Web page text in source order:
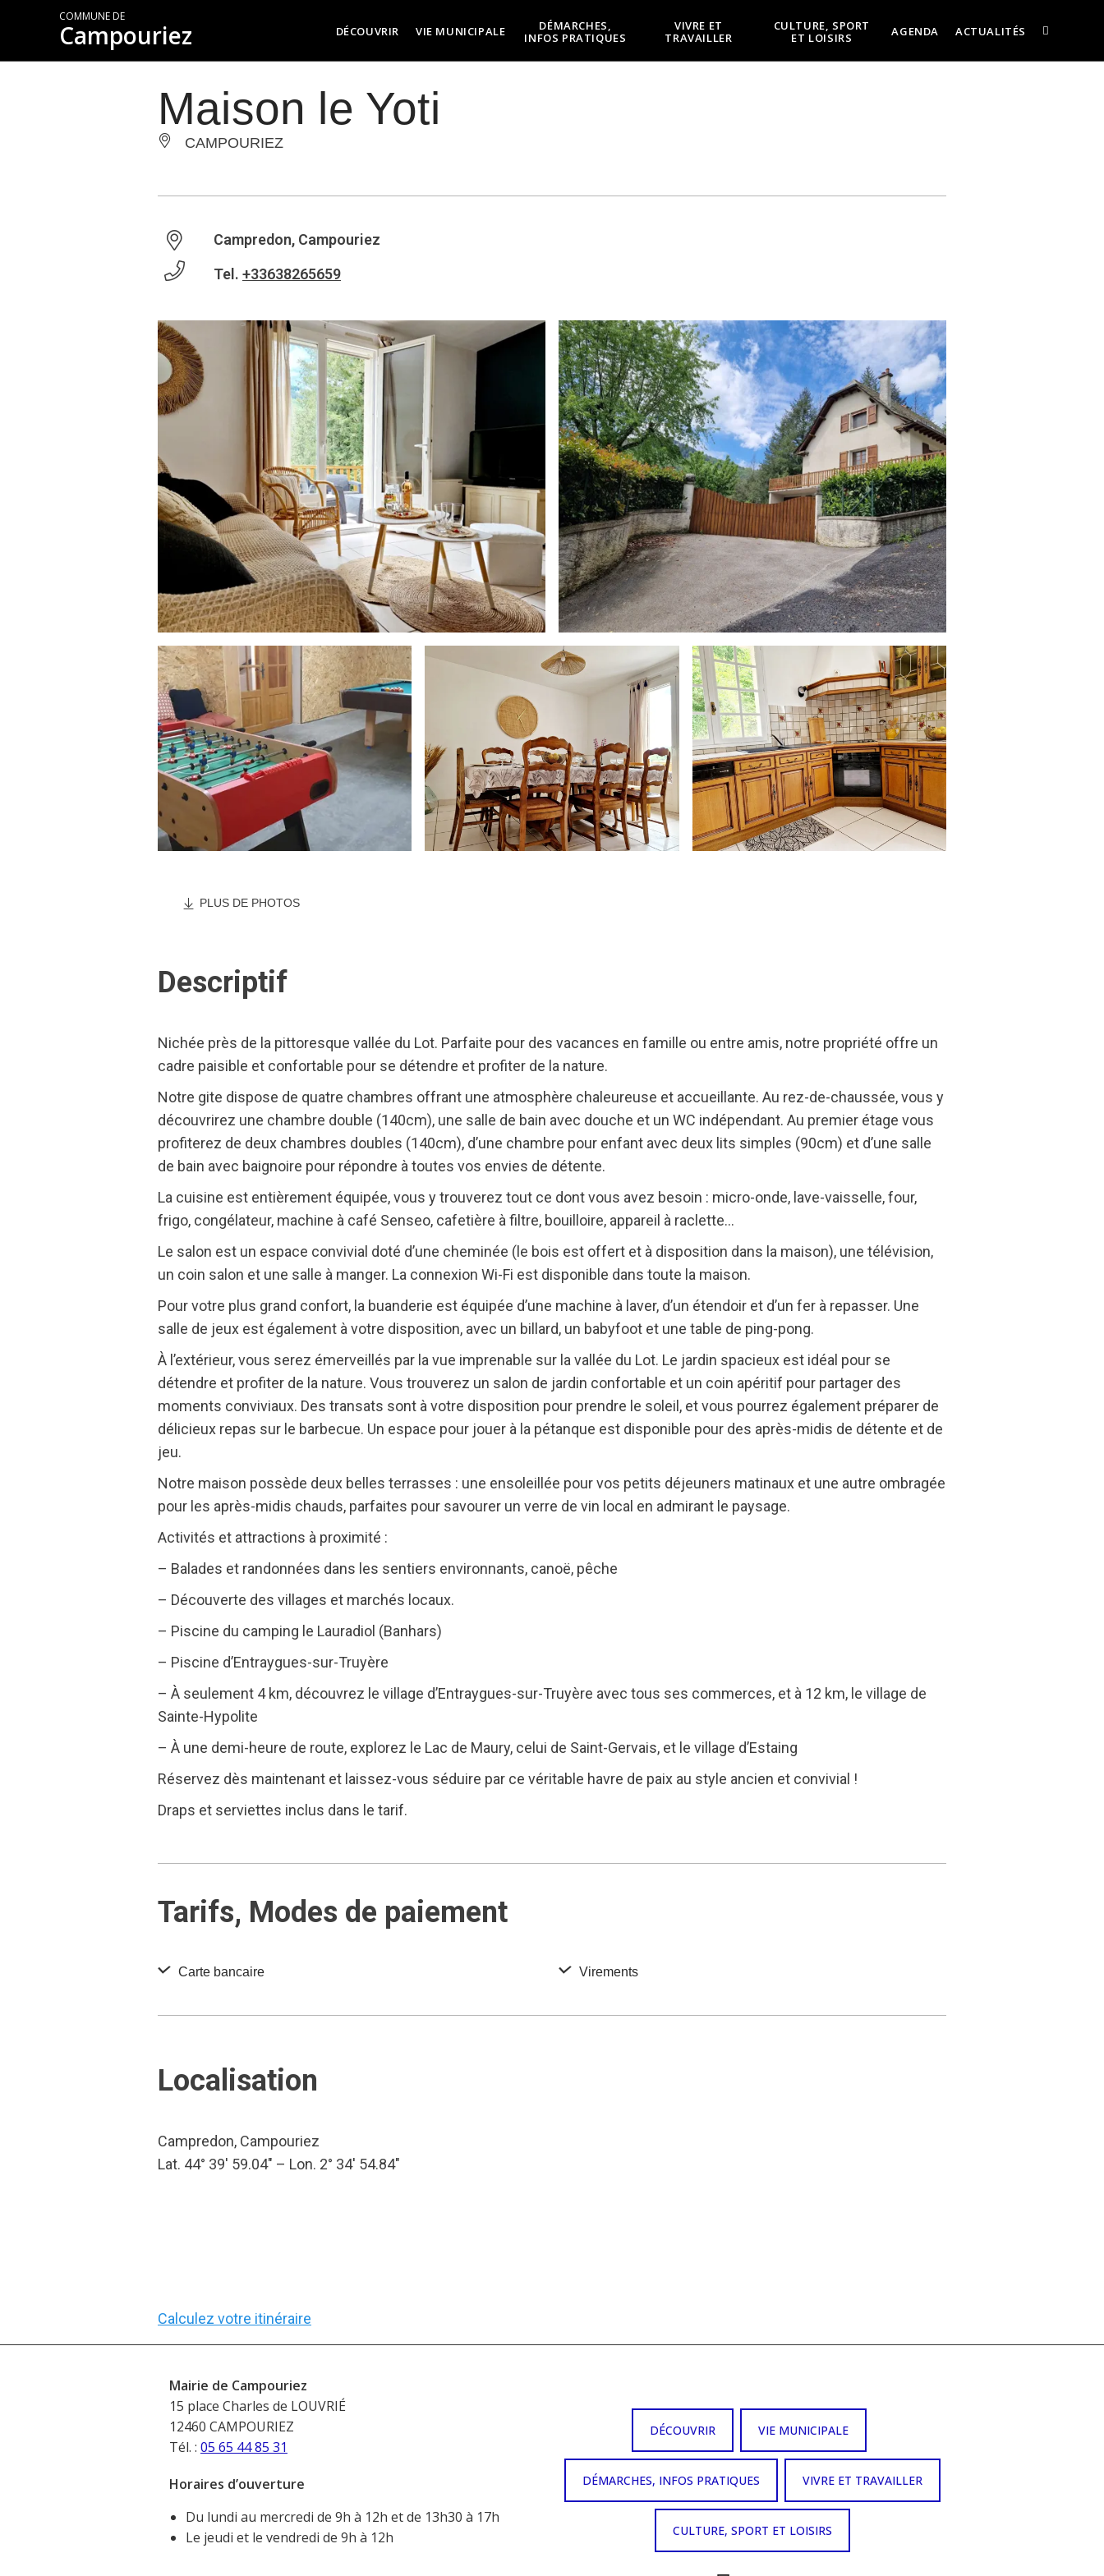
COMMUNE DE
Campouriez DÉCOUVRIR VIE MUNICIPALE
DÉMARCHES,
INFOS PRATIQUES
VIVRE ET
TRAVAILLER
CULTURE, SPORT
ET LOISIRS
AGENDA ACTUALITÉS
Maison le Yoti
CAMPOURIEZ
Campredon, Campouriez
Tel. +33638265659
PLUS DE PHOTOS
Descriptif
Nichée près de la pittoresque vallée du Lot. Parfaite pour des vacances en famille ou entre amis, notre propriété offre un
cadre paisible et confortable pour se détendre et profiter de la nature.
Notre gite dispose de quatre chambres offrant une atmosphère chaleureuse et accueillante. Au rez-de-chaussée, vous y
découvrirez une chambre double (140cm), une salle de bain avec douche et un WC indépendant. Au premier étage vous
profiterez de deux chambres doubles (140cm), d’une chambre pour enfant avec deux lits simples (90cm) et d’une salle
de bain avec baignoire pour répondre à toutes vos envies de détente.
La cuisine est entièrement équipée, vous y trouverez tout ce dont vous avez besoin : micro-onde, lave-vaisselle, four,
frigo, congélateur, machine à café Senseo, cafetière à filtre, bouilloire, appareil à raclette…
Le salon est un espace convivial doté d’une cheminée (le bois est offert et à disposition dans la maison), une télévision,
un coin salon et une salle à manger. La connexion Wi-Fi est disponible dans toute la maison.
Pour votre plus grand confort, la buanderie est équipée d’une machine à laver, d’un étendoir et d’un fer à repasser. Une
salle de jeux est également à votre disposition, avec un billard, un babyfoot et une table de ping-pong.
À l’extérieur, vous serez émerveillés par la vue imprenable sur la vallée du Lot. Le jardin spacieux est idéal pour se
détendre et profiter de la nature. Vous trouverez un salon de jardin confortable et un coin apéritif pour partager des
moments conviviaux. Des transats sont à votre disposition pour prendre le soleil, et vous pourrez également préparer de
délicieux repas sur le barbecue. Un espace pour jouer à la pétanque est disponible pour des après-midis de détente et de
jeu.
Notre maison possède deux belles terrasses : une ensoleillée pour vos petits déjeuners matinaux et une autre ombragée
pour les après-midis chauds, parfaites pour savourer un verre de vin local en admirant le paysage.
Activités et attractions à proximité :
– Balades et randonnées dans les sentiers environnants, canoë, pêche
– Découverte des villages et marchés locaux.
– Piscine du camping le Lauradiol (Banhars)
– Piscine d’Entraygues-sur-Truyère
– À seulement 4 km, découvrez le village d’Entraygues-sur-Truyère avec tous ses commerces, et à 12 km, le village de
Sainte-Hypolite
– À une demi-heure de route, explorez le Lac de Maury, celui de Saint-Gervais, et le village d’Estaing
Réservez dès maintenant et laissez-vous séduire par ce véritable havre de paix au style ancien et convivial !
Draps et serviettes inclus dans le tarif.
Tarifs, Modes de paiement
Carte bancaire Virements
Localisation
Campredon, Campouriez
Lat. 44° 39′ 59.04″ – Lon. 2° 34′ 54.84″
Calculez votre itinéraire
Mairie de Campouriez
15 place Charles de LOUVRIÉ
12460 CAMPOURIEZ
Tél. : 05 65 44 85 31
Horaires d’ouverture
Du lundi au mercredi de 9h à 12h et de 13h30 à 17h
Le jeudi et le vendredi de 9h à 12h
DÉCOUVRIR VIE MUNICIPALE
DÉMARCHES, INFOS PRATIQUES VIVRE ET TRAVAILLER
CULTURE, SPORT ET LOISIRS